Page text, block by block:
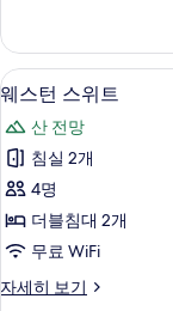
설
악
산
전
망
사
진
모
두
·
설
악
산
전
망
자
세
히
기
진
모
두
보
기
온
돌
더
블
자
세
보
기
웨
스
턴
스
위
트
사
진
4
웨스턴 스위트
산 전망
침실 2개
4명
더블침대 2개
무료 WiFi
자세히 보기
웨